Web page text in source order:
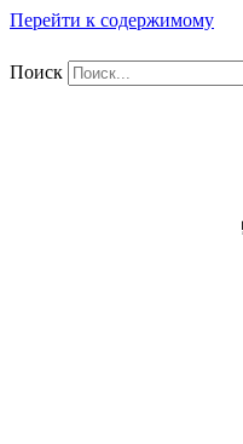
Перейти к содержимому
Поиск